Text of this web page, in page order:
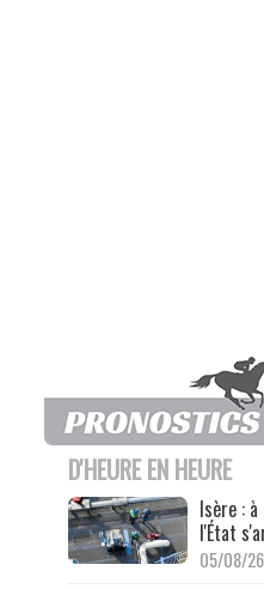
D'HEURE EN HEURE
Isère :
l'État
05/08/26